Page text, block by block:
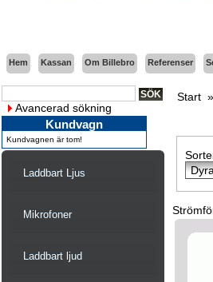
Hem Kassan Om Billebro Referenser
Avancerad sökning
Kundvagn
Kundvagnen är tom!
Laddbart Ljus
Mikrofoner
Laddbart ljud
Start »